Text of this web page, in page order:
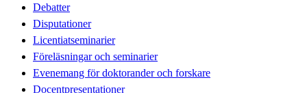
Debatter
Disputationer
Licentiatseminarier
Föreläsningar och seminarier
Evenemang för doktorander och forskare
Docentpresentationer